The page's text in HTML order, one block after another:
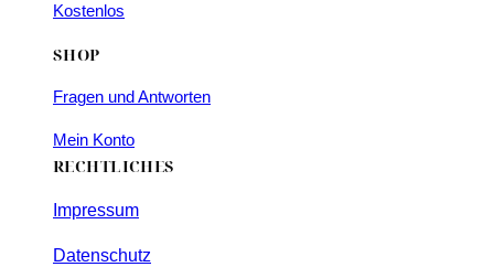
Kostenlos
SHOP
Fragen und Antworten
Mein Konto
RECHTLICHES
Impressum
Datenschutz